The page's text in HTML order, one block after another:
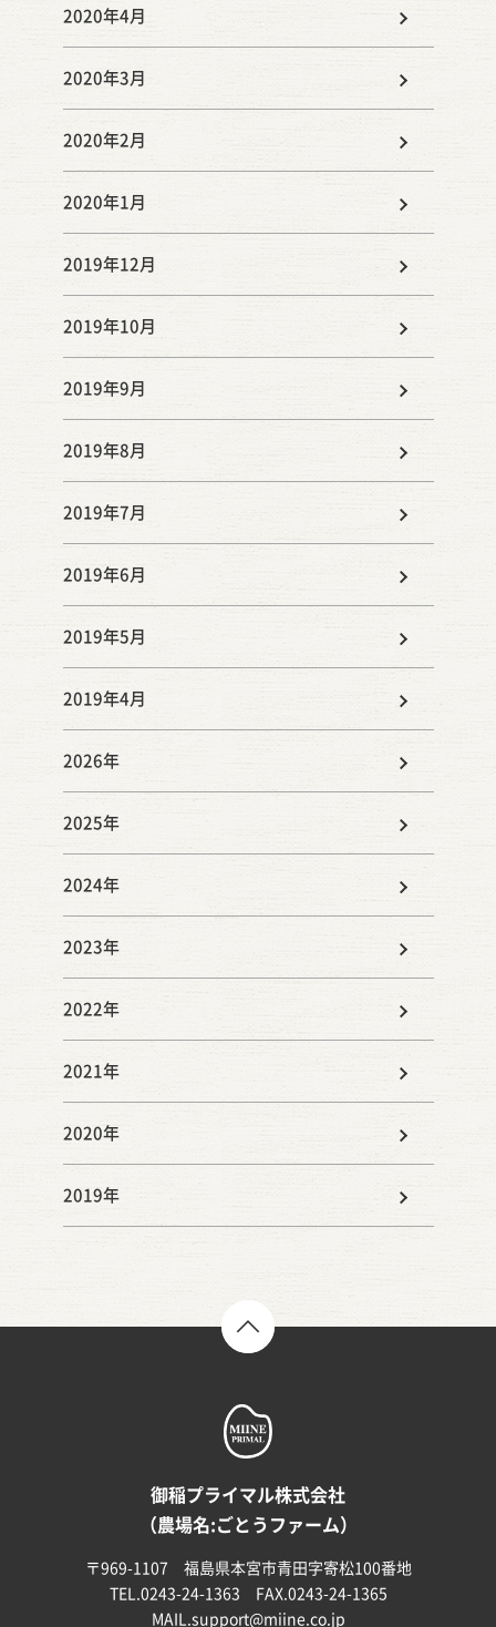
2020年4月
2020年3月
2020年2月
2020年1月
2019年12月
2019年10月
2019年9月
2019年8月
2019年7月
2019年6月
2019年5月
2019年4月
2026年
2025年
2024年
2023年
2022年
2021年
2020年
2019年
御稲プライマル株式会社
（農場名:ごとうファーム）
〒969-1107 福島県本宮市青田字寄松100番地
TEL.0243-24-1363 FAX.0243-24-1365
MAIL. support@miine.co.jp